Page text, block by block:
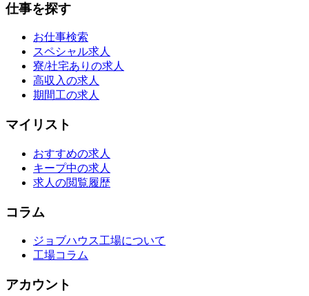
仕事を探す
お仕事検索
スペシャル求人
寮/社宅ありの求人
高収入の求人
期間工の求人
マイリスト
おすすめの求人
キープ中の求人
求人の閲覧履歴
コラム
ジョブハウス工場について
工場コラム
アカウント